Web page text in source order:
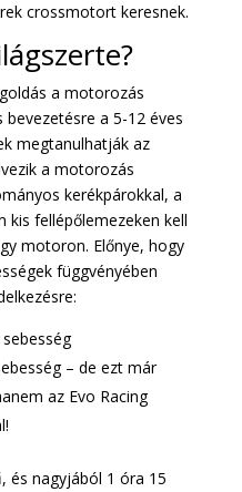
crossmotort keresnek.
a motorozás
a 5-12 éves
megtanulhatják az
a motorozás
kerékpárokkal, a
kis fellépőlemezeken kell
motoron. Előnye, hogy
függvényében
– de ezt már
az Evo Racing
és nagyjából 1 óra 15